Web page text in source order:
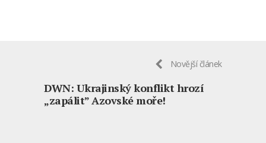
Novější článek
DWN: Ukrajinský konflikt hrozí
„zapálit” Azovské moře!